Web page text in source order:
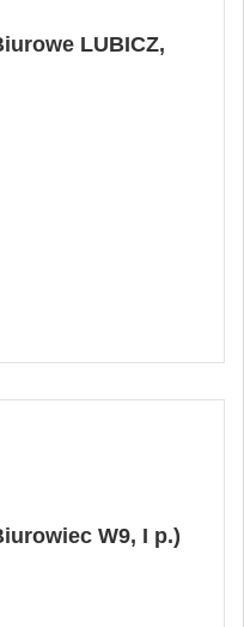
LUBICZ,
W9, I p.)